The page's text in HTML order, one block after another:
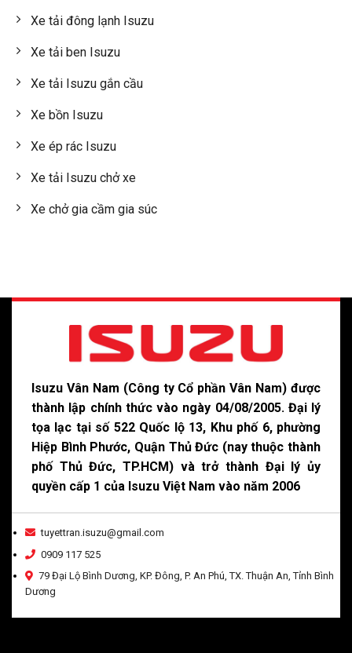
Xe tải đông lạnh Isuzu
Xe tải ben Isuzu
Xe tải Isuzu gắn cầu
Xe bồn Isuzu
Xe ép rác Isuzu
Xe tải Isuzu chở xe
Xe chở gia cầm gia súc
Isuzu Vân Nam (Công ty Cổ phần Vân Nam) được
thành lập chính thức vào ngày 04/08/2005. Đại lý
tọa lạc tại số 522 Quốc lộ 13, Khu phố 6, phường
Hiệp Bình Phước, Quận Thủ Đức (nay thuộc thành
phố Thủ Đức, TP.HCM) và trở thành Đại lý ủy
quyền cấp 1 của Isuzu Việt Nam vào năm 2006
tuyettran.isuzu@gmail.com
0909 117 525
79 Đại Lộ Bình Dương, KP. Đông, P. An Phú, TX. Thuận An, Tỉnh Bình
Dương